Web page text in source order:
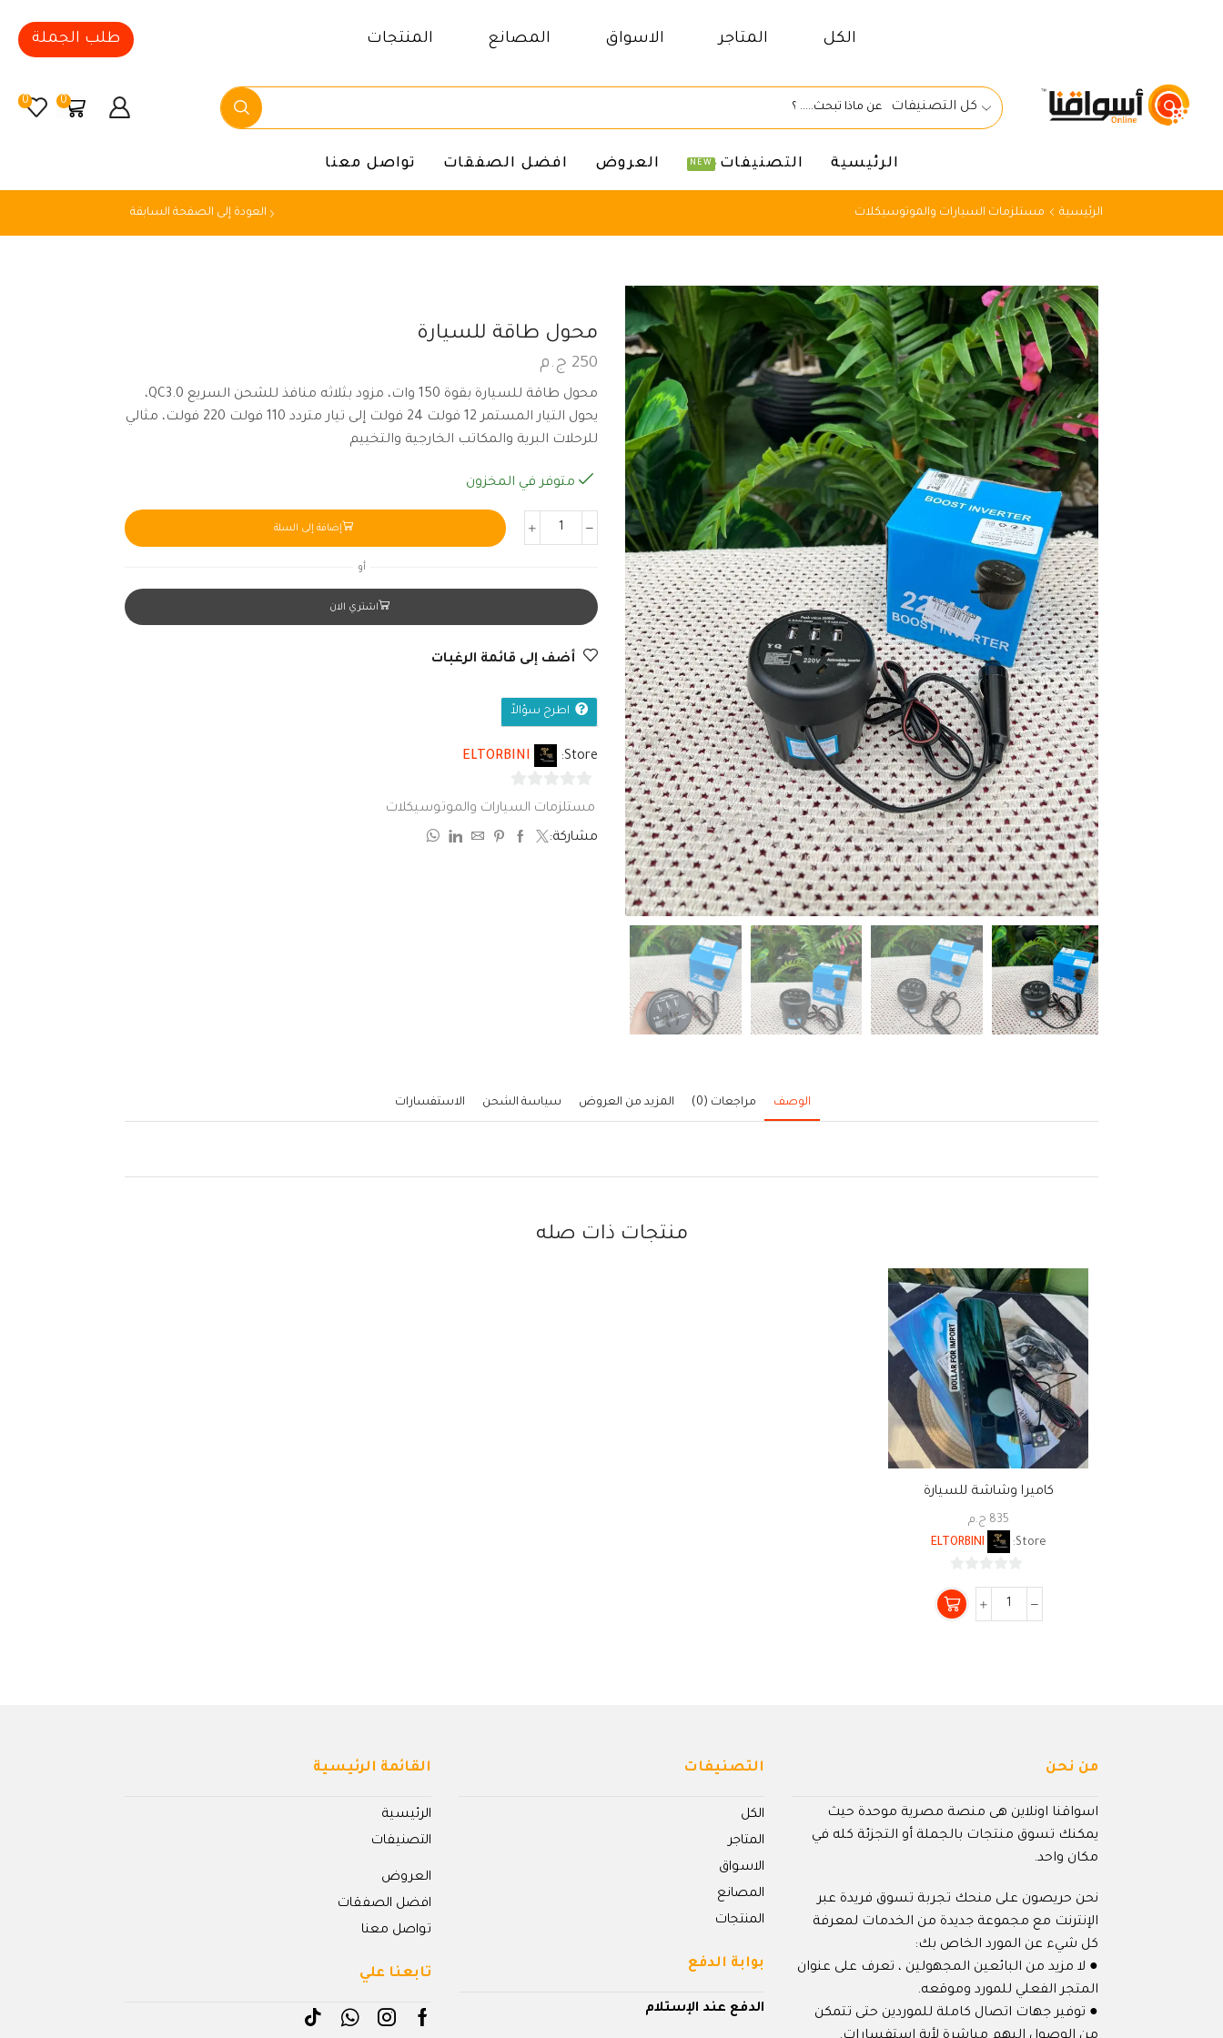
الكل المتاجر الاسواق المصانع المنتجات طلب الجملة
كل التصنيفات 0
0
الرئيسية التصنيفات NEW العروض افضل الصفقات تواصل معنا
الرئيسية مستلزمات السيارات والموتوسيكلات العودة إلى الصفحة السابقة
محول طاقة للسيارة
250 ج.م
محول طاقة للسيارة بقوة 150 وات، مزود بثلاثه منافذ للشحن السريع QC3.0،
يحول التيار المستمر 12 فولت 24 فولت إلى تيار متردد 110 فولت 220 فولت، مثالي
للرحلات البرية والمكاتب الخارجية والتخييم
متوفر في المخزون
إضافة إلى السلة
أو
اشتري الان
أضف إلى قائمة الرغبات
اطرح سؤالاً
Store:
ELTORBINI
مستلزمات السيارات والموتوسيكلات
مشاركة:
الوصف مراجعات (0) المزيد من العروض سياسة الشحن الاستفسارات
منتجات ذات صله
كاميرا وشاشة للسيارة
835 ج.م
Store:
ELTORBINI
من
5
من نحن
اسواقنا اونلاين هى منصة مصرية موحدة حيث
يمكنك تسوق منتجات بالجملة أو التجزئة كله في
مكان واحد.
نحن حريصون على منحك تجربة تسوق فريدة عبر
الإنترنت مع مجموعة جديدة من الخدمات لمعرفة
كل شيء عن المورد الخاص بك:
● لا مزيد من البائعين المجهولين ، تعرف على عنوان
المتجر الفعلي للمورد وموقعه.
● توفير جهات اتصال كاملة للموردين حتى تتمكن
التصنيفات
الكل
المتاجر
الاسواق
المصانع
المنتجات
بوابة الدفع
الدفع عند الإستلام
القائمة الرئيسية
الرئيسية
التصنيفات
العروض
افضل الصفقات
تواصل معنا
تابعنا علي